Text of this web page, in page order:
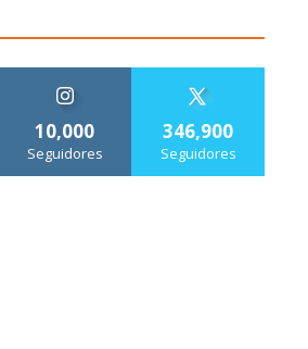
10,000
Seguidores
346,900
Seguidores